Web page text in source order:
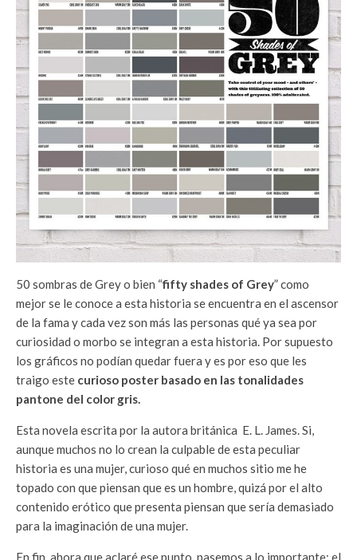
50 sombras de Grey o bien “fifty shades of Grey” como
mejor se le conoce a esta historia se encuentra en el ascensor
de la fama y cada vez son más las personas qué ya sea por
curiosidad o morbo se integran a esta historia. Por supuesto
los gráficos no podían quedar fuera y es por eso que les
traigo este curioso poster basado en las tonalidades
pantone del color gris.
Esta novela escrita por la autora británica E. L. James. Si,
aunque muchos no lo crean la culpable de esta peculiar
historia es una mujer, curioso qué en muchos sitio me he
topado con que piensan que es un hombre, quizá por el alto
contenido erótico que presenta piensan que sería demasiado
para la imaginación de una mujer.
En fin, ahora que aclaré ese punto, pasemos a lo importante; el